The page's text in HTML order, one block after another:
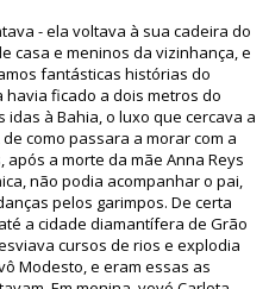
- ela voltava à sua cadeira do
casa e meninos da vizinhança, e
fantásticas histórias do
ficado a dois metros do
à Bahia, o luxo que cercava a
como passara a morar com a
a morte da mãe Anna Reys
não podia acompanhar o pai,
pelos garimpos. De certa
a cidade diamantífera de Grão
cursos de rios e explodia
Modesto, e eram essas as